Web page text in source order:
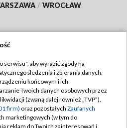
/ WROCŁAW
TVP
TVP
prywatności
zgody
serwisu", aby wyrazić zgody na
śledzenia i zbierania danych,
końcowym i ich
Twoich danych osobowych przez
(zwaną dalej również „TVP”),
firm) oraz pozostałych Zaufanych
marketingowych (w tym do
reklam do Twoich zainteresowań i